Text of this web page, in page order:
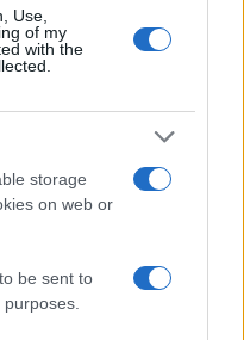
Use,
of my
with the
storage
on web or
be sent to
nuove regole per
gli ospiti e le
dati